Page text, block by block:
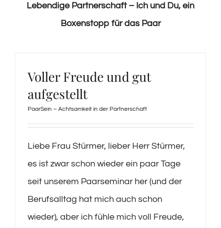
Lebendige Partnerschaft – Ich und Du, ein
Boxenstopp für das Paar
Voller Freude und gut
aufgestellt
PaarSein – Achtsamkeit in der Partnerschaft
Liebe Frau Stürmer, lieber Herr Stürmer,
es ist zwar schon wieder ein paar Tage
seit unserem Paarseminar her (und der
Berufsalltag hat mich auch schon
wieder), aber ich fühle mich voll Freude,